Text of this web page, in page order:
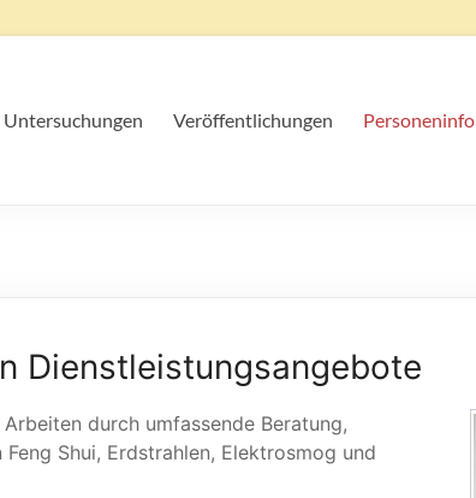
Untersuchungen Veröffentlichungen Personeninfo
Dienstleistungsangebote
durch umfassende Beratung,
Shui, Erdstrahlen, Elektrosmog und